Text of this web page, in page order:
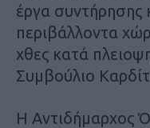
έργα συντήρησης
περιβάλλοντα
χθες κατά
Συμβούλιο
H Αντιδήμαρχος